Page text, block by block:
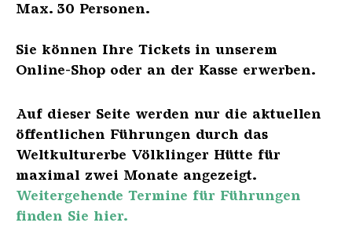
Max. 30 Personen.
Sie können Ihre Tickets in unserem
Online-Shop oder an der Kasse erwerben.
Auf dieser Seite werden nur die aktuellen
öffentlichen Führungen durch das
Weltkulturerbe Völklinger Hütte für
maximal zwei Monate angezeigt.
Weitergehende Termine für Führungen
finden Sie hier.